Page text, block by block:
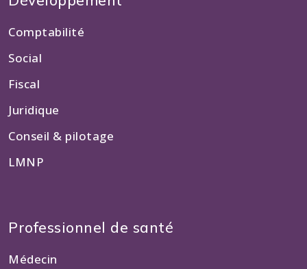
Comptabilité
Social
Fiscal
Juridique
Conseil & pilotage
LMNP
Professionnel de santé
Médecin